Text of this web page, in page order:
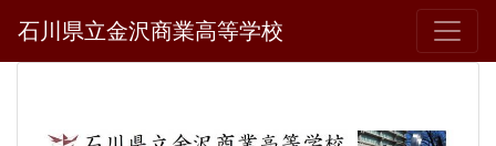
石川県立金沢商業高等学校